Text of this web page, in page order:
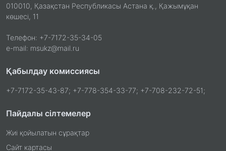
010010, Қазақстан Республикасы Астана қ., Қажымұқан
көшесі, 11
Телефон: +7-7172-35-34-05
e-mail: msukz@mail.ru
Қабылдау комиссиясы
+7-7172-35-43-87; +7-778-354-33-77; +7-708-232-72-51;
Пайдалы сілтемелер
Жиі қойылатын сұрақтар
Сайт картасы